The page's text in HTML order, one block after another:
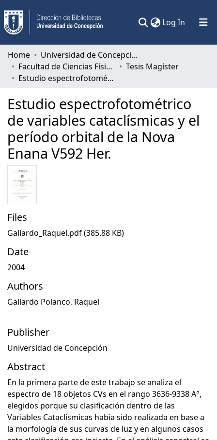
Log In (current)
Communities & Collections
All of DSpace
Home
Universidad de Concepción
Facultad de Ciencias Físicas y Matemáticas
Tesis Magíster
Estudio espectrofotométrico de variables cataclísmicas y el período orbital de la Nova Enana V592 Her.
Estudio espectrofotométrico
de variables cataclísmicas y el
período orbital de la Nova
Enana V592 Her.
Files
Gallardo_Raquel.pdf(385.88 KB)
Date
2004
Authors
Gallardo Polanco, Raquel
Publisher
Universidad de Concepción
Abstract
En la primera parte de este trabajo se analiza el
espectro de 18 objetos CVs en el rango 3636-9338 A°,
elegidos porque su clasificación dentro de las
Variables Cataclísmicas había sido realizada en base a
la morfología de sus curvas de luz y en algunos casos